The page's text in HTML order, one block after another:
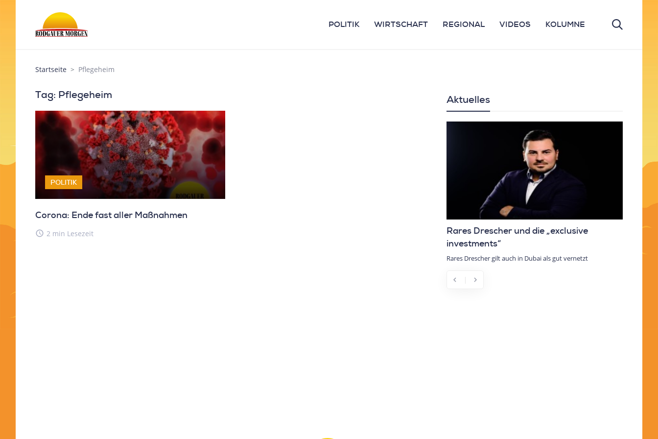
POLITIK WIRTSCHAFT REGIONAL VIDEOS KOLUMNE
Startseite Pflegeheim
Tag: Pflegeheim
POLITIK
Corona: Ende fast aller Maßnahmen
access_time 2 min Lesezeit
Aktuelles
Rares Drescher und die „exclusive
investments“
Rares Drescher gilt auch in Dubai als gut vernetzt
chevron_left chevron_right